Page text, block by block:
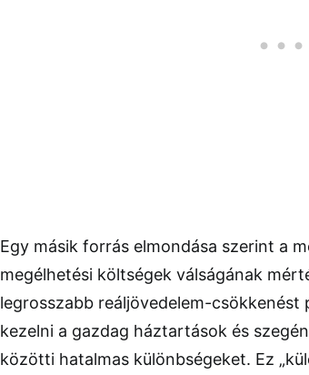
Egy másik forrás elmondása szerint a
megélhetési költségek válságának
legrosszabb reáljövedelem-csökkenést
kezelni a gazdag háztartások és
közötti hatalmas különbségeket. Ez